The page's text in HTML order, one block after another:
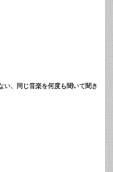
い、同じ音楽を何度も聞いて聞き